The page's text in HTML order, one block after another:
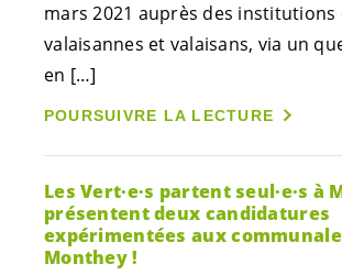
mars 2021 auprès des institutions
valaisannes et valaisans, via un
en […]
POURSUIVRE LA LECTURE
LesVert·e·s partent seul·e·s à
présentent deux candidatures
expérimentées aux
Monthey !